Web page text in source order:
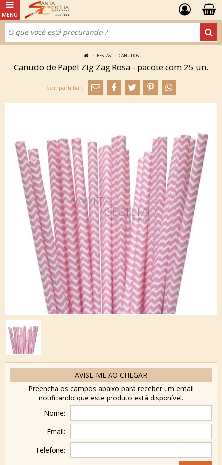
FESTAS CANUDOS
Canudo de Papel Zig Zag Rosa - pacote com 25 un.
AVISE-ME AO CHEGAR
Preencha os campos abaixo para receber um email
notificando que este produto está disponível.
Nome:
Email:
Telefone: